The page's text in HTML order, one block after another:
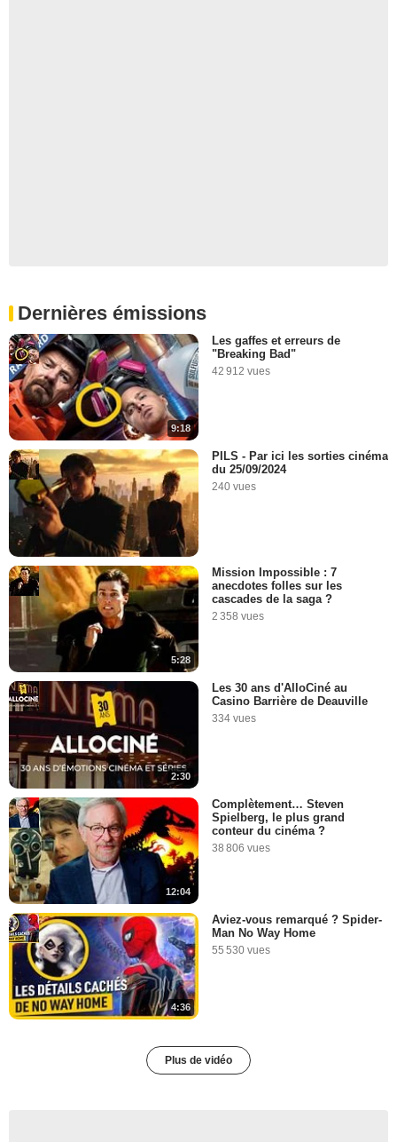
Dernières émissions
9:18
Les gaffes et erreurs de
"Breaking Bad"
42 912 vues
PILS - Par ici les sorties cinéma
du 25/09/2024
240 vues
5:28
Mission Impossible : 7
anecdotes folles sur les
cascades de la saga ?
2 358 vues
2:30
Les 30 ans d'AlloCiné au
Casino Barrière de Deauville
334 vues
12:04
Complètement… Steven
Spielberg, le plus grand
conteur du cinéma ?
38 806 vues
4:36
Aviez-vous remarqué ? Spider-
Man No Way Home
55 530 vues
Plus de vidéo